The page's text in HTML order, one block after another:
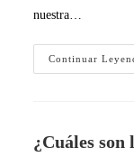
nuestra…
Continuar
¿Cuáles